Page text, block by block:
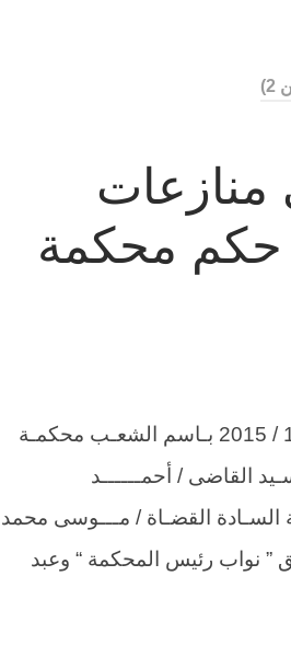
منازعات
حكم محكمة
الطعن 183 لسنة 76 ق أحوال الشخصية جلسة 13 / 1 / 2015 بـاسم الشعـب محكمـة
القاضى / أحمــــــد
القضـاة / مـــوسى محمد
” نواب رئيس المحكمة “ وعبد